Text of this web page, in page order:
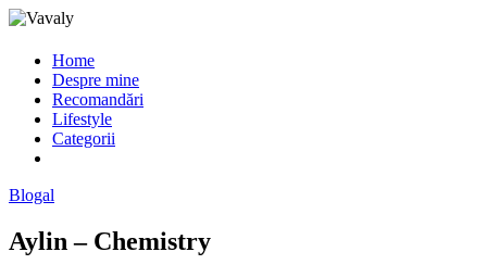
Home
Despre mine
Recomandări
Lifestyle
Categorii
Blogal
Aylin – Chemistry